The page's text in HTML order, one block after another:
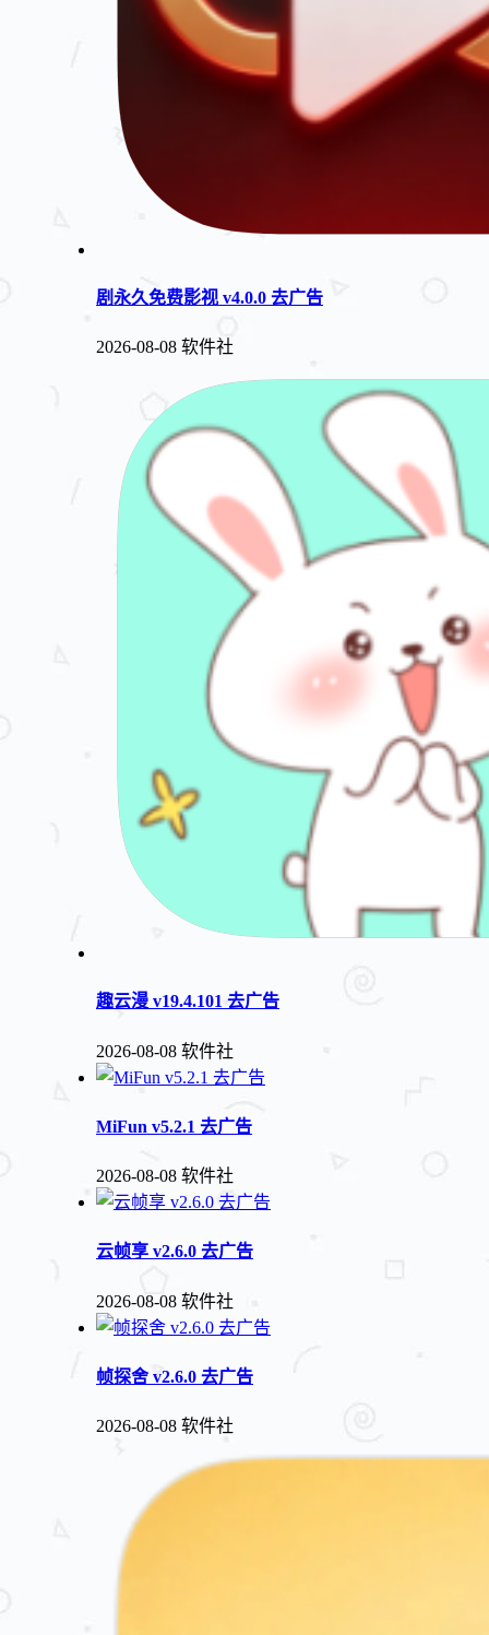
剧永久免费影视 v4.0.0 去广告
2026-08-08 软件社
趣云漫 v19.4.101 去广告
2026-08-08 软件社
MiFun v5.2.1 去广告
2026-08-08 软件社
云帧享 v2.6.0 去广告
2026-08-08 软件社
帧探舍 v2.6.0 去广告
2026-08-08 软件社